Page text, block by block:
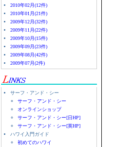
2010年02月(12件)
2010年01月(21件)
2009年12月(32件)
2009年11月(22件)
2009年10月(15件)
2009年09月(23件)
2009年08月(42件)
2009年07月(2件)
サーフ・アンド・シー
サーフ・アンド・シー
オンラインショップ
サーフ・アンド・シー[日HP]
サーフ・アンド・シー[英HP]
ハワイ入門ガイド
初めてのハワイ